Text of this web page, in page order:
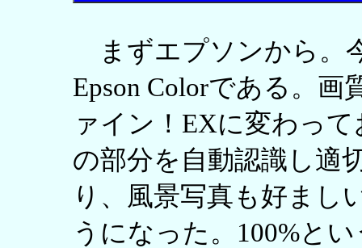
まずエプソンから。
Epson Colorである。
ァイン！EXに変わっ
の部分を自動認識し適
り、風景写真も好まし
うになった。100%と